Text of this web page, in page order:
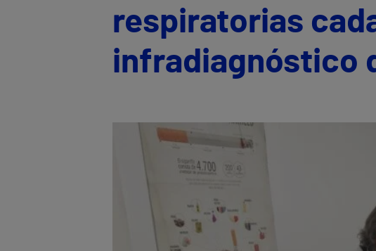
respiratorias
infradiagnóstico